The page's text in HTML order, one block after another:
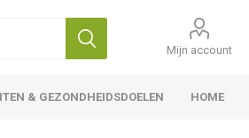
Mijn account
& GEZONDHEIDSDOELEN HOME